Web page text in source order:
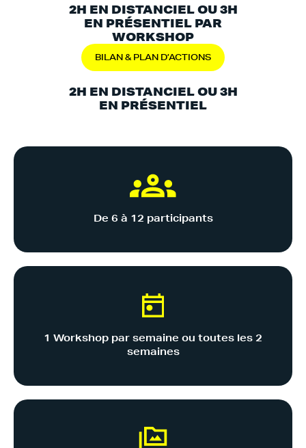
2H EN DISTANCIEL OU 3H
EN PRÉSENTIEL PAR
WORKSHOP
BILAN & PLAN D’ACTIONS
2H EN DISTANCIEL OU 3H
EN PRÉSENTIEL
1 Workshop par semaine ou toutes les 2
semaines
De 6 à 12 participants